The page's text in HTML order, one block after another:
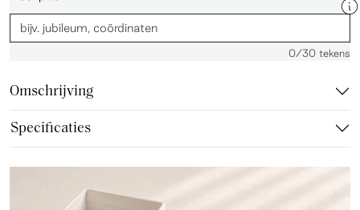
0/30 tekens
Omschrijving
Specificaties